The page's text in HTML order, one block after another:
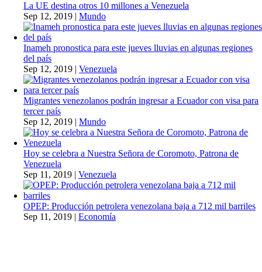
La UE destina otros 10 millones a Venezuela
Sep 12, 2019 | Mundo
Inameh pronostica para este jueves lluvias en algunas regiones
del país
Sep 12, 2019 | Venezuela
Migrantes venezolanos podrán ingresar a Ecuador con visa para
tercer país
Sep 12, 2019 | Mundo
Hoy se celebra a Nuestra Señora de Coromoto, Patrona de
Venezuela
Sep 11, 2019 | Venezuela
OPEP: Producción petrolera venezolana baja a 712 mil barriles
Sep 11, 2019 | Economía